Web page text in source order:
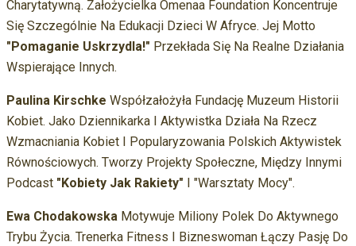
Charytatywną. Założycielka Omenaa Foundation Koncentruje
Się Szczególnie Na Edukacji Dzieci W Afryce. Jej Motto
"Pomaganie Uskrzydla!" Przekłada Się Na Realne Działania
Wspierające Innych.
Paulina Kirschke Współzałożyła Fundację Muzeum Historii
Kobiet. Jako Dziennikarka I Aktywistka Działa Na Rzecz
Wzmacniania Kobiet I Popularyzowania Polskich Aktywistek
Równościowych. Tworzy Projekty Społeczne, Między Innymi
Podcast "Kobiety Jak Rakiety" I "Warsztaty Mocy".
Ewa Chodakowska Motywuje Miliony Polek Do Aktywnego
Trybu Życia. Trenerka Fitness I Bizneswoman Łączy Pasję Do